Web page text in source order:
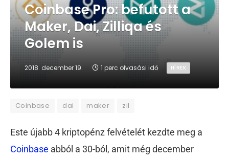
Coinbase Pro: befutott a
Maker, Dai, Zilliqa és
Golem is
2018. december 19. 1 perc olvasási idő HÍREK
Coinbase dai maker zil
Este újabb 4 kriptopénz felvételét kezdte meg a
Coinbase abból a 30-ból, amit még december